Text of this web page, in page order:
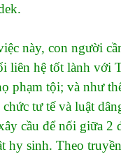
này, con người
liên hệ tốt lành với
phạm tội; và như
tư tế và luật
cầu để nối giữa 2
hy sinh. Theo